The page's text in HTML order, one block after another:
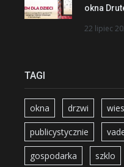
okna
22 lipiec
TAGI
okna drzwi
publicystycznie
gospodarka szklo